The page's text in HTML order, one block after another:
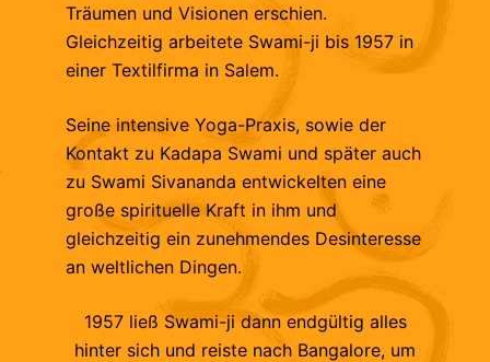
Träumen und Visionen erschien.
Gleichzeitig arbeitete Swami-ji bis 1957 in
einer Textilfirma in Salem.
Seine intensive Yoga-Praxis, sowie der
Kontakt zu Kadapa Swami und später auch
zu Swami Sivananda entwickelten eine
große spirituelle Kraft in ihm und
gleichzeitig ein zunehmendes Desinteresse
an weltlichen Dingen.
1957 ließ Swami-ji dann endgültig alles
hinter sich und reiste nach Bangalore, um